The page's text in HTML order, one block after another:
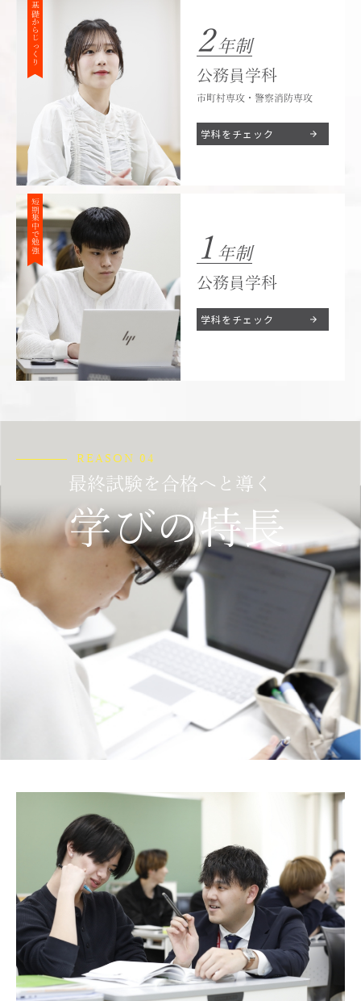
基礎からじっくり 2 年制
公務員学科
市町村専攻・警察消防専攻
学科をチェック
短期集中で勉強 1 年制
公務員学科
学科をチェック
REASON 04
最終試験を合格へと導く
学びの特長